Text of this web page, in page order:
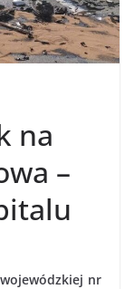
na
–
nr